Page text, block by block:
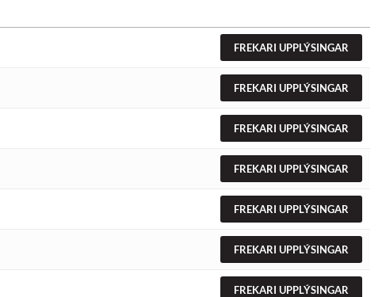
FREKARI UPPLÝSINGAR
FREKARI UPPLÝSINGAR
FREKARI UPPLÝSINGAR
FREKARI UPPLÝSINGAR
FREKARI UPPLÝSINGAR
FREKARI UPPLÝSINGAR
FREKARI UPPLÝSINGAR